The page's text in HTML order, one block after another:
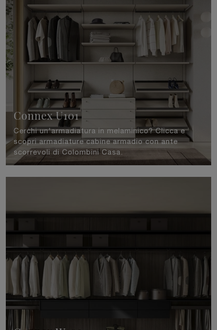
Connex U101
Cerchi un'armadiatura in melaminico? Clicca e
scopri armadiature cabine armadio con ante
scorrevoli di Colombini Casa.